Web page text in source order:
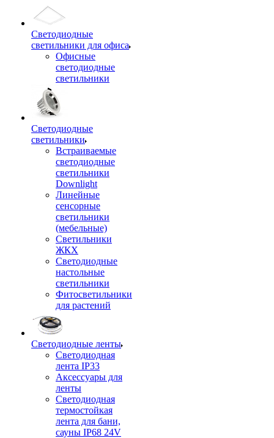
Светодиодные
светильники для офиса
Офисные
светодиодные
светильники
Светодиодные
светильники
Встраиваемые
светодиодные
светильники
Downlight
Линейные
сенсорные
светильники
(мебельные)
Светильники
ЖКХ
Светодиодные
настольные
светильники
Фитосветильники
для растений
Светодиодные ленты
Светодиодная
лента IP33
Аксессуары для
ленты
Светодиодная
термостойкая
лента для бани,
сауны IP68 24V